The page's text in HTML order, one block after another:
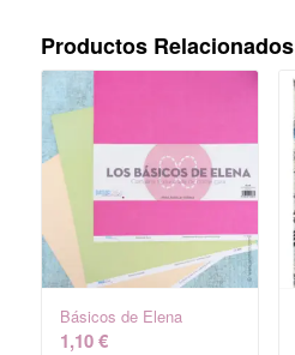
Productos Relacionados
Básicos de Elena
1,10€